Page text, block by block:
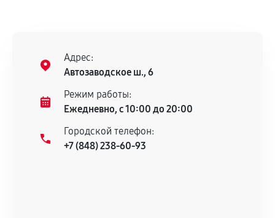
Адрес:
Автозаводское ш., 6
Режим работы:
Ежедневно, с 10:00 до 20:00
Городской телефон:
+7 (848) 238-60-93